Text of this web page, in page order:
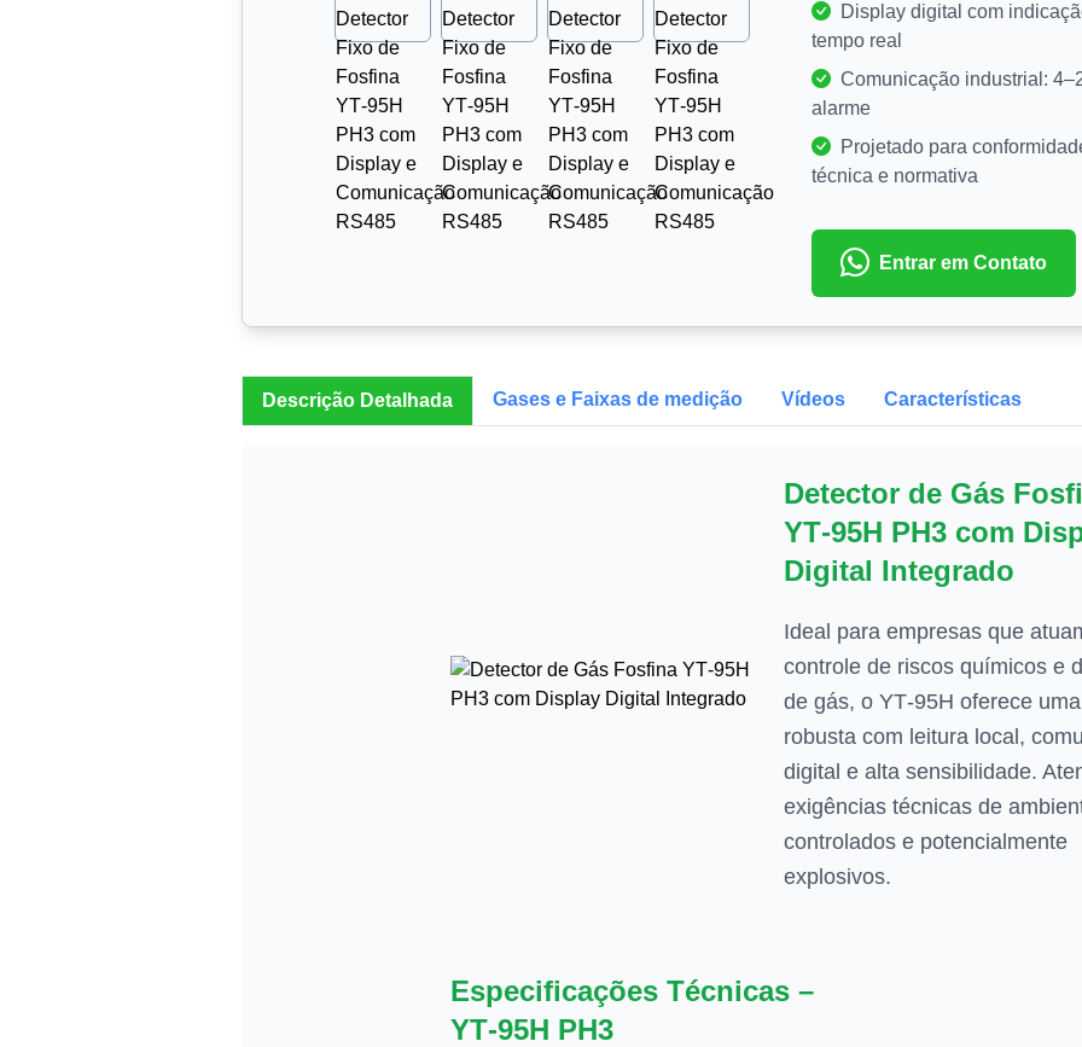
Display digital com
tempo real
Comunicação industrial:
alarme
Projetado para
técnica e normativa
Entrar em Contato
Descrição Detalhada Gases e Faixas de medição Vídeos Características
Detector de Gás
YT‑95H PH3 com
Digital Integrado
Ideal para empresas que
controle de riscos químicos e
de gás, o YT‑95H oferece
robusta com leitura local,
digital e alta sensibilidade.
exigências técnicas de
controlados e potencialmente
explosivos.
Especificações Técnicas –
YT‑95H PH3